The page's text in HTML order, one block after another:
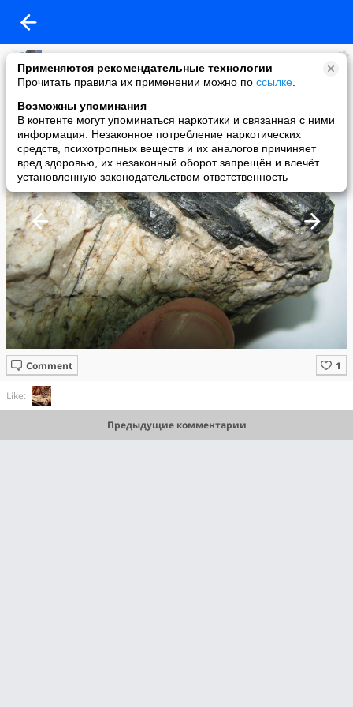
Применяются рекомендательные технологии
Прочитать правила их применении можно по ссылке
Возможны упоминания
В контенте могут упоминаться наркотики и связанная с ними
информация. Незаконное потребление наркотических
средств, психотропных веществ и их аналогов причиняет
вред здоровью, их незаконный оборот запрещён и влечёт
установленную законодательством ответственность
Михаил Битман
added a photo
01 May в 17:41
Comment
Like:
Предыдущие комментарии